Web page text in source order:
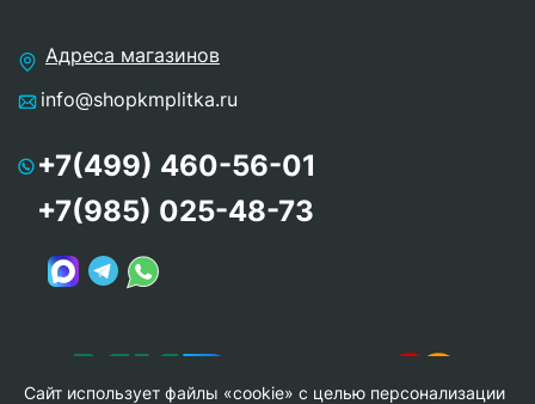
Адреса магазинов
info@shopkmplitka.ru
+7(499) 460-56-01
+7(985) 025-48-73
Сайт использует файлы «cookie» с целью персонализации